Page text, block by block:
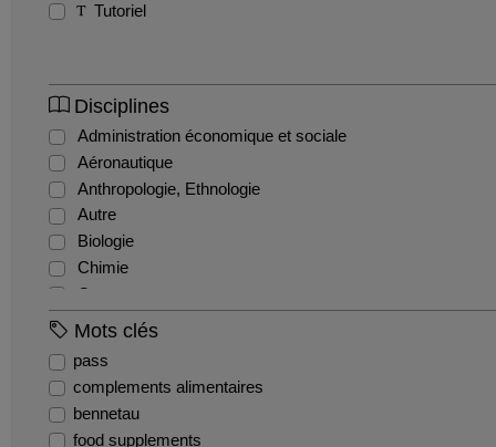
Tutoriel
Disciplines
Administration économique et sociale
Aéronautique
Anthropologie, Ethnologie
Autre
Biologie
Chimie
Commerce
Comptabilité et gestion financière
Droit civil
Droit constitutionnel
Mots clés
pass
complements alimentaires
bennetau
food supplements